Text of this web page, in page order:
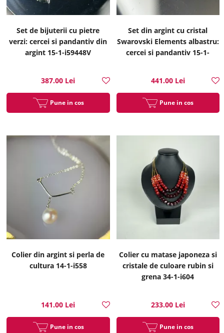
Set de bijuterii cu pietre
verzi: cercei si pandantiv din
argint 15-1-i59448V
387.00 Lei
Pune in cos
Set din argint cu cristal
Swarovski Elements albastru:
cercei si pandantiv 15-1-
441.00 Lei
Pune in cos
Colier din argint si perla de
cultura 14-1-i558
141.00 Lei
Pune in cos
Colier cu matase japoneza si
cristale de culoare rubin si
grena 34-1-i604
233.00 Lei
Pune in cos